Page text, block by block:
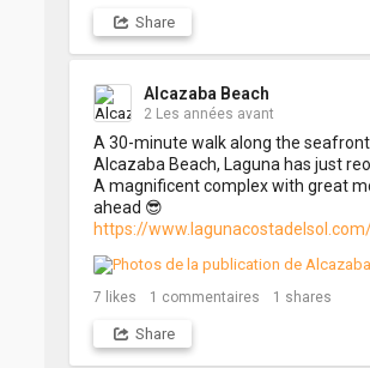
Share
Alcazaba Beach
2 Les années avant
A 30-minute walk along the
Alcazaba Beach, Laguna has just
A magnificent complex with great
https://
7 likes 1 commentaires 1 shares
Share